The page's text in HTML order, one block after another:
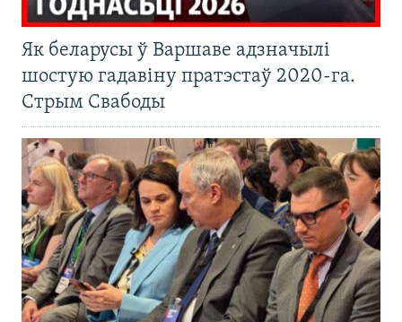
Як беларусы ў Варшаве адзначылі
шостую гадавіну пратэстаў 2020-га.
Стрым Свабоды